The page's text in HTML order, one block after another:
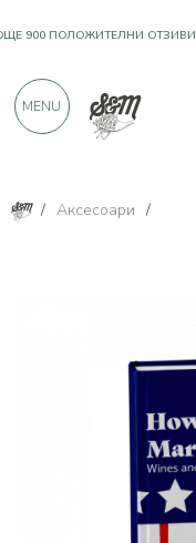
/ Аксесоари /
900 ПОЛОЖИТЕЛНИ ОТЗИВИ
MENU